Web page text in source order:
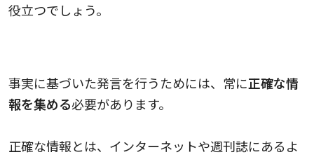
役立つでしょう。
事実に基づいた発言を行うためには、常に正確な情
報を集める必要があります。
正確な情報とは、インターネットや週刊誌にあるよ